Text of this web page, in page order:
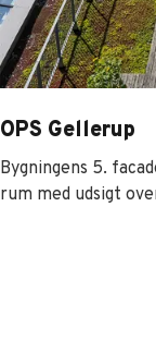
OPS Gellerup
Bygningens 5.
rum med udsigt